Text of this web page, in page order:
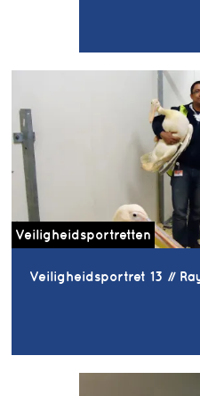
Veiligheidsportretten
Veiligheidsportret 13 //